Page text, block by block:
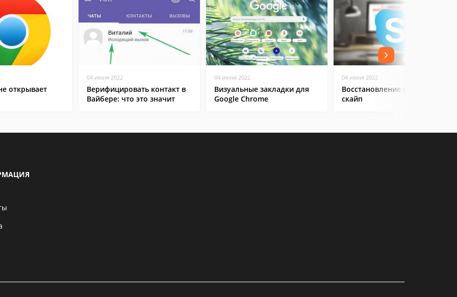
открывает
04 июня 2022
Верифицировать контакт в
Вайбере: что это значит
04 июня 2022
Визуальные закладки для
Google Chrome
04 июня 2022
Восстановление пароля
скайп